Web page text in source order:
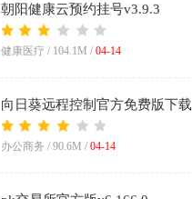
朝阳健康云预约挂号v3.9.3
健康医疗 / 104.1M / 04-14
向日葵远程控制官方免费版下载
v15.5.2.81255
办公商务 / 90.6M / 04-14